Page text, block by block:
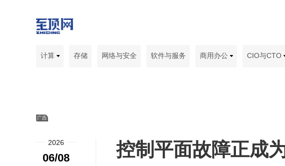
计算 存储 网络与安全 软件与服务 商用办公 CIO与CTO
控制平面故障正成
2026
06/08